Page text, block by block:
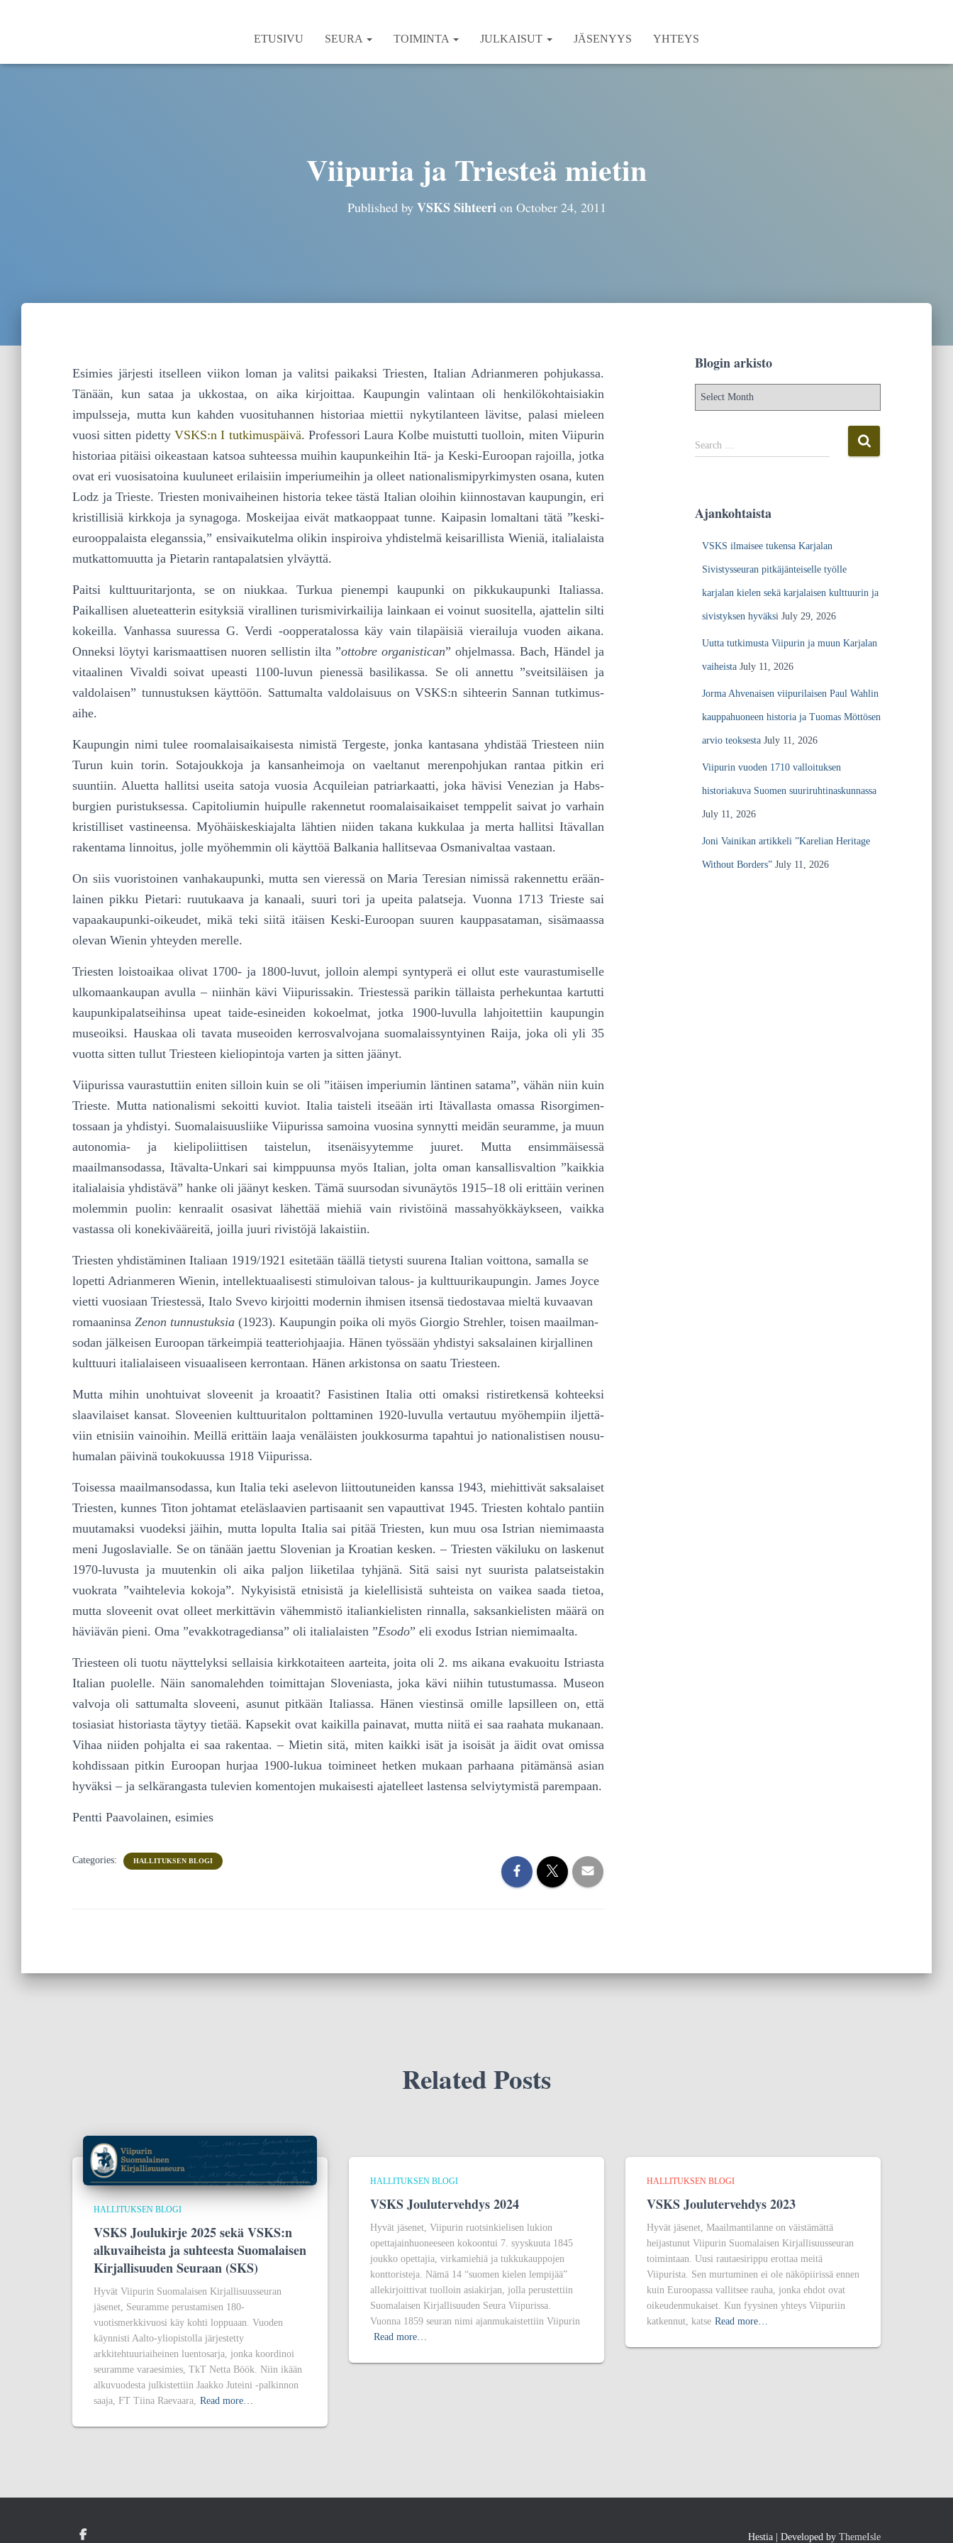
ETUSIVU SEURA TOIMINTA JULKAISUT JÄSENYYS YHTEYS
Viipuria ja Triesteä mietin
Published by VSKS Sihteerion October 24, 2011
Esimies järjesti itselleen viikon loman ja valitsi paikaksi Triesten, Italian Adrianmeren pohjukassa.
Tänään, kun sataa ja ukkostaa, on aika kirjoittaa. Kaupungin valintaan oli henkilö­koh­tai­sia­kin
impulsseja, mutta kun kahden vuosituhannen historiaa miettii nykyti­lan­teen lävitse, pa­lasi mieleen
vuosi sitten pidetty VSKS:n I tutkimuspäivä. Professori Laura Kolbe muistutti tuolloin, miten Vii­purin
historiaa pitäisi oikeastaan katsoa suhteessa muihin kaupunkeihin Itä- ja Keski-Euroopan rajoilla, jotka
ovat eri vuosisatoina kuuluneet erilaisiin imperiumeihin ja olleet nationalismi­pyrki­mys­ten osana, kuten
Lodz ja Trieste. Triesten monivaiheinen historia tekee tästä Italian oloihin kiinnostavan kaupungin, eri
kristil­lisiä kirkkoja ja synagoga. Moskeijaa eivät matkaoppaat tunne. Kaipasin lomaltani tätä ”keski­
euroop­palaista eleganssia,” ensivaikutelma olikin inspiroiva yhdistelmä keisarillista Wieniä, italialaista
mutkattomuutta ja Pie­ta­rin rantapalatsien ylväyttä.
Paitsi kulttuuritarjonta, se on niukkaa. Turkua pienempi kaupunki on pikku­kau­pun­ki Italiassa.
Paikallisen alueteatterin esityksiä virallinen turismivirkailija lainkaan ei voinut suositella, ajattelin silti
kokeilla. Vanhassa suuressa G. Verdi -oopperatalossa käy vain tilapäisiä vierailuja vuoden aikana.
Onneksi löytyi karismaattisen nuoren sellistin ilta ”ottobre organistican” ohjel­mas­sa. Bach, Händel ja
vitaalinen Vivaldi soivat upeasti 1100-luvun pienessä basilikassa. Se oli annettu ”sveitsi­läi­sen ja
valdolai­sen” tunnustuksen käyttöön. Sattumalta valdolaisuus on VSKS:n sihteerin Sannan tutki­mus­
aihe.
Kaupungin nimi tulee roomalaisaikaisesta nimistä Tergeste, jonka kantasana yhdistää Triesteen niin
Turun kuin torin. Sotajoukkoja ja kansanheimoja on vaeltanut merenpohjukan rantaa pitkin eri
suuntiin. Aluetta hallitsi useita satoja vuosia Acquileian patriarkaatti, joka hävisi Venezian ja Habs­­­
burgien puristuksessa. Capitoliumin huipulle rakennetut roomalaisaikaiset temppelit saivat jo varhain
kristilliset vasti­neen­sa. Myöhäiskeskiajalta lähtien niiden takana kukkulaa ja merta hallitsi Itävallan
rakentama lin­noitus, jolle myöhemmin oli käyttöä Balkania hallitsevaa Osmanivaltaa vastaan.
On siis vuoristoinen vanhakaupunki, mutta sen vieressä on Maria Teresian nimissä rakennettu erään­
lainen pikku Pietari: ruutukaava ja kanaali, suuri tori ja upeita palatseja. Vuonna 1713 Trieste sai
vapaakaupunki-oikeudet, mikä teki siitä itäisen Keski-Euroopan suuren kauppasataman, sisä­maassa
olevan Wienin yhteyden merelle.
Triesten loistoaikaa olivat 1700- ja 1800-luvut, jolloin alempi syntyperä ei ollut este vaurastu­mi­selle
ulkomaankaupan avulla – niinhän kävi Viipurissakin. Triestessä parikin tällaista perhekuntaa kar­tut­ti
kaupunkipalatseihinsa upeat taide-esineiden kokoelmat, jotka 1900-luvulla lahjoitettiin kau­pun­gin
museoiksi. Hauskaa oli tavata museoiden kerrosvalvojana suomalaissyntyinen Raija, joka oli yli 35
vuotta sitten tullut Triesteen kieliopintoja varten ja sitten jäänyt.
Viipurissa vaurastuttiin eniten silloin kuin se oli ”itäisen imperiumin läntinen satama”, vähän niin kuin
Trieste. Mutta nationalismi sekoitti kuviot. Italia taisteli itseään irti Itävallasta omassa Risorgi­men­
tossaan ja yhdistyi. Suomalaisuusliike Viipurissa samoina vuosina synnytti meidän seuramme, ja muun
autonomia- ja kielipoliittisen taistelun, itsenäisyytemme juuret. Mutta ensimmäisessä
maailmansodassa, Itävalta-Unkari sai kimppuunsa myös Italian, jolta oman kansallisvaltion ”kaikkia
italialaisia yhdistävä” hanke oli jäänyt kesken. Tämä suursodan sivunäytös 1915–18 oli erittäin verinen
molemmin puolin: kenraalit osasivat lähettää miehiä vain rivistöinä massa­hyök­käykseen, vaikka
vastassa oli konekivääreitä, joilla juuri rivistöjä lakaistiin.
Triesten yhdistäminen Italiaan 1919/1921 esitetään täällä tietysti suurena Italian voittona, samalla se
lopetti Adrianmeren Wienin, intellektuaalisesti stimuloivan talous- ja kulttuurikaupungin. James Joyce
vietti vuosiaan Triestessä, Italo Svevo kirjoitti modernin ihmisen itsensä tiedostavaa mieltä kuvaavan
romaaninsa Zenon tunnustuksia (1923). Kaupungin poika oli myös Giorgio Strehler, toisen maail­man­
so­dan jälkeisen Euroopan tärkeimpiä teatteriohjaajia. Hänen työssään yhdistyi saksalainen kirjallinen
kulttuuri italialaiseen visuaaliseen kerrontaan. Hänen arkistonsa on saatu Triesteen.
Mutta mihin unohtuivat sloveenit ja kroaatit? Fasistinen Italia otti omaksi ristiretkensä kohteeksi
slaavilaiset kansat. Sloveenien kulttuuritalon polttaminen 1920-luvulla vertautuu myö­hem­piin iljet­tä­
viin etnisiin vainoihin. Meillä erittäin laaja venäläisten joukkosurma tapahtui jo nationalistisen nou­su­
hu­malan päivinä toukokuussa 1918 Viipurissa.
Toisessa maailmansodassa, kun Italia teki aselevon liittoutuneiden kanssa 1943, miehittivät saksa­lai­set
Triesten, kunnes Titon johtamat eteläslaavien partisaanit sen vapauttivat 1945. Triesten koh­talo pantiin
muutamaksi vuodeksi jäihin, mutta lopulta Italia sai pitää Triesten, kun muu osa Istrian niemimaasta
meni Jugoslavialle. Se on tänään jaettu Slovenian ja Kroatian kesken. – Triesten väkiluku on laskenut
1970-luvusta ja muutenkin oli aika paljon liiketilaa tyhjänä. Sitä saisi nyt suurista palatseistakin
vuokrata ”vaihtelevia kokoja”. Nykyisistä etnisistä ja kielellisistä suhteista on vaikea saada tietoa,
mutta sloveenit ovat olleet merkittävin vähemmistö italiankielisten rinnalla, saksankielisten määrä on
häviävän pieni. Oma ”evakkotragediansa” oli italialaisten ”Esodo” eli exodus Istrian niemimaalta.
Triesteen oli tuotu näyttelyksi sellaisia kirkkotaiteen aarteita, joita oli 2. ms aikana evakuoitu Istriasta
Italian puolelle. Näin sanomalehden toimittajan Sloveniasta, joka kävi niihin tutustumassa. Museon
valvoja oli sattumalta sloveeni, asunut pitkään Italiassa. Hänen viestinsä omille lapsilleen on, että
tosiasiat historiasta täytyy tietää. Kapsekit ovat kaikilla painavat, mutta niitä ei saa raahata mukanaan.
Vihaa niiden pohjalta ei saa rakentaa. – Mietin sitä, miten kaikki isät ja isoisät ja äidit ovat omissa
kohdissaan pitkin Euroopan hurjaa 1900-lukua toimineet hetken mukaan parhaana pitämänsä asian
hyväksi – ja selkärangasta tulevien komentojen mukaisesti ajatelleet lastensa selviytymistä parempaan.
Pentti Paavolainen, esimies
Categories: HALLITUKSEN BLOGI
Blogin arkisto
k
S
e
h
Search …
Ajankohtaista
VSKS ilmaisee tukensa Karjalan
Sivistysseuran pitkäjänteiselle työlle
karjalan kielen sekä karjalaisen kulttuurin ja
sivistyksen hyväksi July 29, 2026
Uutta tutkimusta Viipurin ja muun Karjalan
vaiheista July 11, 2026
Jorma Ahvenaisen viipurilaisen Paul Wahlin
kauppahuoneen historia ja Tuomas Möttösen
arvio teoksesta July 11, 2026
Viipurin vuoden 1710 valloituksen
historiakuva Suomen suuriruhtinaskunnassa
July 11, 2026
Joni Vainikan artikkeli ”Karelian Heritage
Without Borders” July 11, 2026
Related Posts
HALLITUKSEN BLOGI
VSKS Joulukirje 2025 sekä VSKS:n
alkuvaiheista ja suhteesta Suomalaisen
Kirjallisuuden Seuraan (SKS)
Hyvät Viipurin Suomalaisen Kirjallisuusseuran
jäsenet, Seuramme perustamisen 180-
vuotismerkkivuosi käy kohti loppuaan. Vuoden
käynnisti Aalto-yliopistolla järjestetty
arkkitehtuuriaiheinen luentosarja, jonka koordinoi
seuramme varaesimies, TkT Netta Böök. Niin ikään
alkuvuodesta julkistettiin Jaakko Juteini -palkinnon
saaja, FT Tiina Raevaara, Read more…
HALLITUKSEN BLOGI
VSKS Joulutervehdys 2024
Hyvät jäsenet, Viipurin ruotsinkielisen lukion
opettajainhuoneeseen kokoontui 7. syyskuuta 1845
joukko opettajia, virkamiehiä ja tukkukauppojen
konttoristeja. Nämä 14 “suomen kielen lempijää”
allekirjoittivat tuolloin asiakirjan, jolla perustettiin
Suomalaisen Kirjallisuuden Seura Viipurissa.
Vuonna 1859 seuran nimi ajanmukaistettiin Viipurin
Read more…
HALLITUKSEN BLOGI
VSKS Joulutervehdys 2023
Hyvät jäsenet, Maailmantilanne on väistämättä
heijastunut Viipurin Suomalaisen Kirjallisuusseuran
toimintaan. Uusi rautaesirippu erottaa meitä
Viipurista. Sen murtuminen ei ole näköpiirissä ennen
kuin Euroopassa vallitsee rauha, jonka ehdot ovat
oikeudenmukaiset. Kun fyysinen yhteys Viipuriin
katkennut, katse Read more…
Hestia | Developed by ThemeIsle